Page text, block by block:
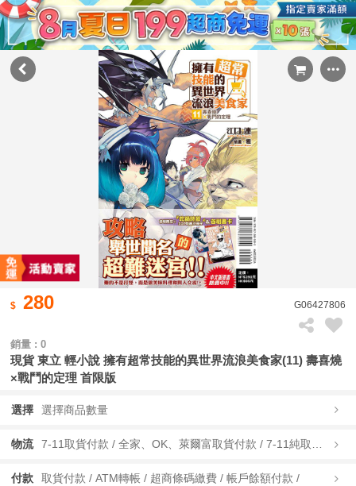
280 G06427806
銷量 : 0
現貨 東立 輕小說 擁有超常技能的異世界流浪美食家(11) 壽喜燒
×戰鬥的定理 首限版
選擇 選擇商品數量
物流
付款 取貨付款 / ATM轉帳 / 超商條碼繳費 / 帳戶餘額付款 /